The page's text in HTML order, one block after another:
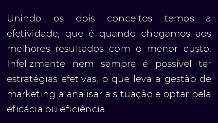
Unindo os dois conceitos temos a
efetividade, que é quando chegamos aos
melhores resultados com o menor custo.
Infelizmente nem sempre é possível ter
estratégias efetivas, o que leva a gestão de
marketing a analisar a situação e optar pela
eficácia ou eficiência.